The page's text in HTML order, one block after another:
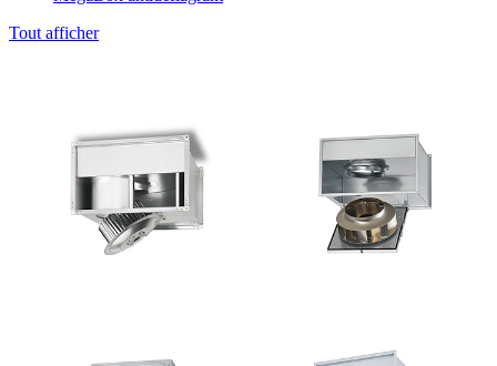
Tout afficher